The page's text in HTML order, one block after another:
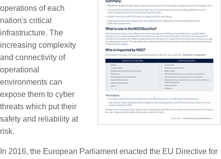
operations of each
nation's critical
infrastructure. The
increasing complexity
and connectivity of
operational
environments can
expose them to cyber
threats which put their
safety and reliability at
risk.
In 2016, the European Parliament enacted the EU Directive for